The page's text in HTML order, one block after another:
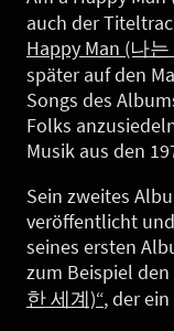
auch der
Happy Man (나
später auf den
Songs des
Folks
Musik aus den
Sein zweites
veröffentlicht
seines ersten
zum Beispiel
한 세계)“, der